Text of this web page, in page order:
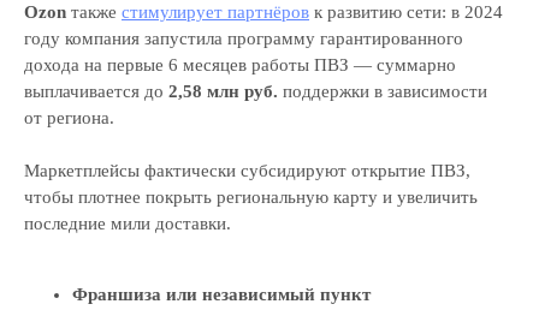
Ozon также стимулирует партнёров к развитию сети: в 2024
году компания запустила программу гарантированного
дохода на первые 6 месяцев работы ПВЗ — суммарно
выплачивается до 2,58 млн руб. поддержки в зависимости
от региона.
Маркетплейсы фактически субсидируют открытие ПВЗ,
чтобы плотнее покрыть региональную карту и увеличить
последние мили доставки.
Франшиза или независимый пункт